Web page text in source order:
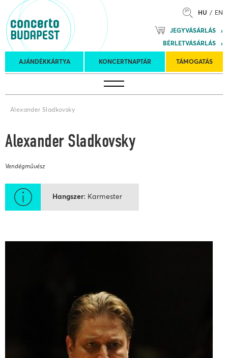
HU EN
JEGYVÁSÁRLÁS
BÉRLETVÁSÁRLÁS
AJÁNDÉKKÁRTYA KONCERTNAPTÁR TÁMOGATÁS
Koncertnaptár
turnék
Kulturális
Program
Felkéréses
koncertek
Alexander Sladkovsky
Alexander Sladkovsky
Vendégművész
Hangszer Karmester